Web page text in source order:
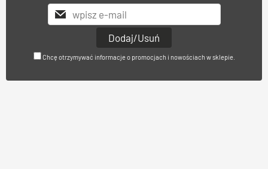
Chcę otrzymywać informacje o promocjach i nowościach w sklepie.